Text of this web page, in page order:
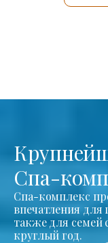
Спа-
Спа-комплекс
впечатления для
также для
круглый год.